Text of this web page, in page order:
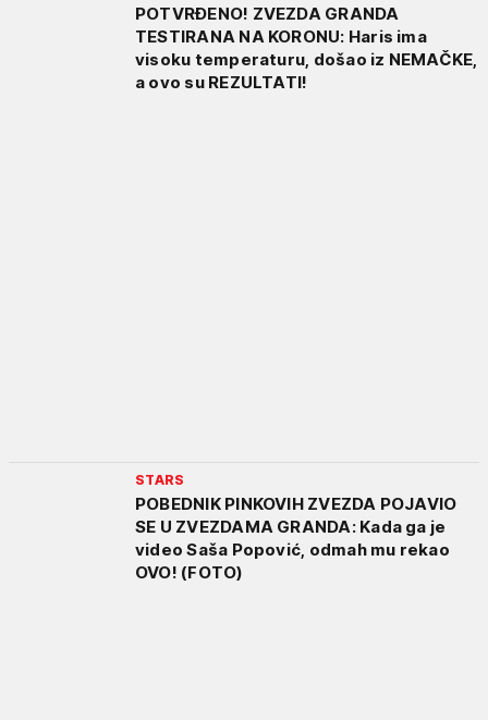
POTVRĐENO! ZVEZDA GRANDA
TESTIRANA NA KORONU: Haris ima
visoku temperaturu, došao iz NEMAČKE,
a ovo su REZULTATI!
STARS
POBEDNIK PINKOVIH ZVEZDA POJAVIO
SE U ZVEZDAMA GRANDA: Kada ga je
video Saša Popović, odmah mu rekao
OVO! (FOTO)